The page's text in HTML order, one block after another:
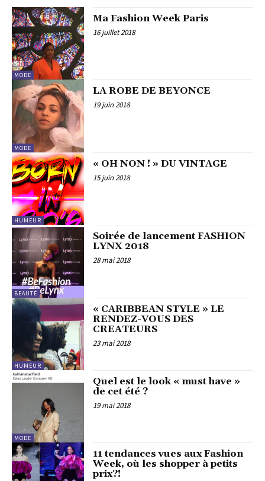
MODE
Ma Fashion Week Paris
16 juillet 2018
MODE
LA ROBE DE BEYONCE
19 juin 2018
HUMEUR
« OH NON ! » DU VINTAGE
15 juin 2018
BEAUTÉ
Soirée de lancement FASHION
LYNX 2018
28 mai 2018
HUMEUR
« CARIBBEAN STYLE » LE
RENDEZ-VOUS DES
CREATEURS
23 mai 2018
MODE
Quel est le look « must have »
de cet été ?
19 mai 2018
11 tendances vues aux Fashion
Week, où les shopper à petits
prix?!